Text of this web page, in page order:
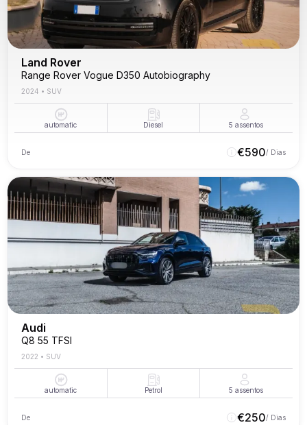
Land Rover
Range Rover Vogue D350 Autobiography
2024 • SUV
automatic Diesel 5 assentos
De €590/ Dias
Audi
Q8 55 TFSI
2022 • SUV
automatic Petrol 5 assentos
De €250/ Dias